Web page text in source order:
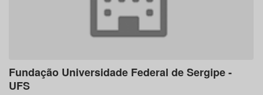
Fundação Universidade Federal de Sergipe -
UFS